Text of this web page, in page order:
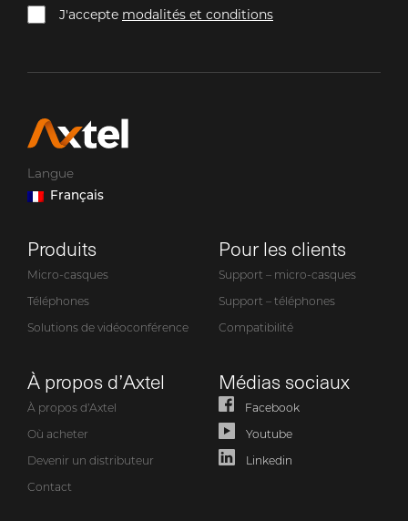
J'accepte modalités et conditions
Langue
Français
Produits
Micro-casques
Téléphones
Solutions de vidéoconférence
Pour les clients
Support – micro-casques
Support – téléphones
Compatibilité
À propos d’Axtel
À propos d’Axtel
Où acheter
Devenir un distributeur
Contact
Médias sociaux
Facebook
Youtube
Linkedin